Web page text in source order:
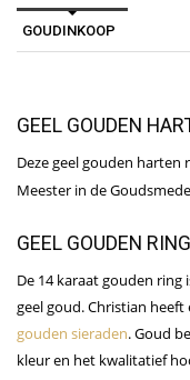
GOUDINKOOP
GEEL GOUDEN
Deze geel gouden
Meester in de
GEEL GOUDEN RING
De 14 karaat gouden
geel goud. Christian
gouden sieraden. Goud
kleur en het kwalitatief